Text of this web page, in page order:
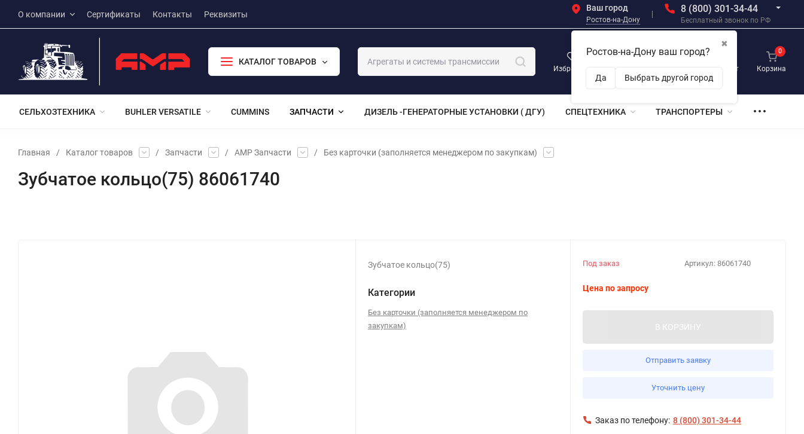
О компании Сертификаты Контакты Реквизиты
Ваш город
Ростов-на-Дону
✖
Ростов-на-Дону ваш город?
Да Выбрать другой город
8 (800) 301-34-44
Бесплатный звонок по РФ
КАТАЛОГ ТОВАРОВ
Избранное
0
Личный кабинет Корзина
0
СЕЛЬХОЗТЕХНИКА BUHLER VERSATILE CUMMINS ЗАПЧАСТИ ДИЗЕЛЬ -ГЕНЕРАТОРНЫЕ УСТАНОВКИ ( ДГУ) СПЕЦТЕХНИКА ТРАНСПОРТЕРЫ
Главная / Каталог товаров / Запчасти / АМР Запчасти / Без карточки (заполняется менеджером по закупкам)
Зубчатое кольцо(75) 86061740
Зубчатое кольцо(75)
Категории
Без карточки (заполняется менеджером по
закупкам)
Артикул: 86061740
Под заказ
Цена по запросу
В КОРЗИНУ
Отправить заявку
Уточнить цену
Заказ по телефону: 8 (800) 301-34-44